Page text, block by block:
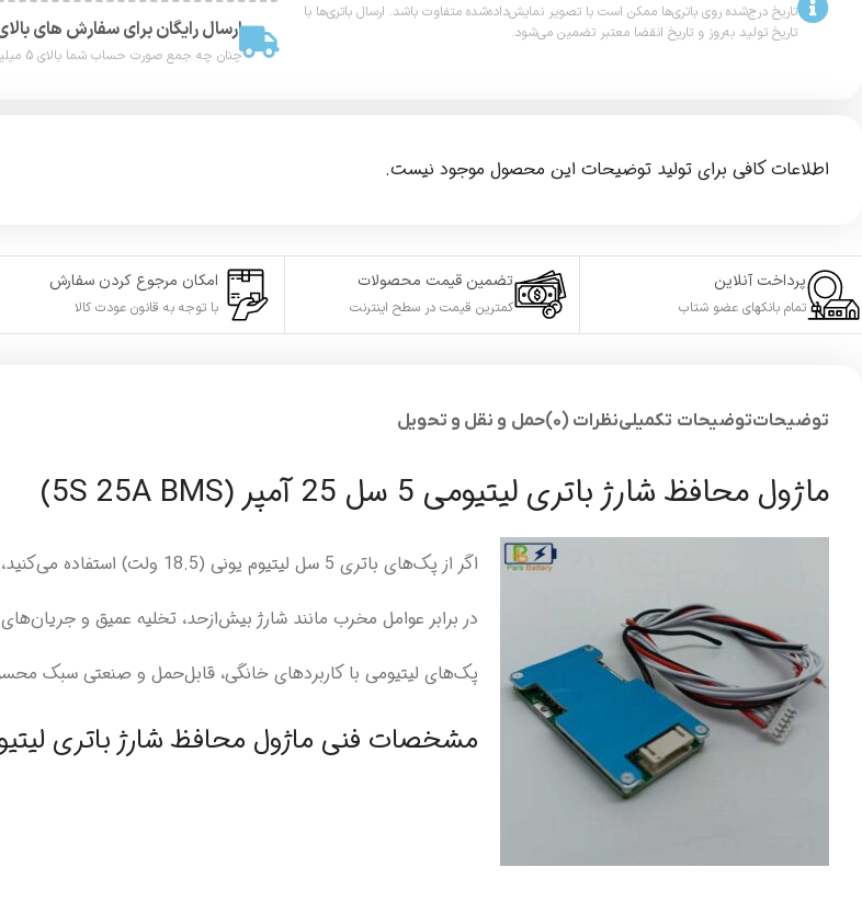
تاریخ درج‌شده روی باتری‌ها ممکن است با تصویر نمایش‌داده‌شده متفاوت باشد. ارسال باتری‌ها با
تاریخ تولید به‌روز و تاریخ انقضا معتبر تضمین می‌شود.
ارسال رایگان برای سفارش های بالای ۵ میلیون
چنان چه جمع صورت حساب شما بالای 5 میلیون تومان شود هزینه پست برای شما به صورت رایگان محاصبه خواهد شد.
اطلاعات کافی برای تولید توضیحات این محصول موجود نیست.
پرداخت آنلاین
تمام بانکهای عضو شتاب
تضمین قیمت محصولات
کمترین قیمت در سطح اینترنت
امکان مرجوع کردن سفارش
با توجه به قانون عودت کالا
توضیحاتتوضیحات تکمیلینظرات (0) حمل و نقل و تحویل
ماژول محافظ شارژ باتری لیتیومی 5 سل 25 آمپر (5S 25A BMS)
در برابر عوامل مخرب مانند شارژ بیش‌ازحد، تخلیه عمیق و
پک‌های لیتیومی با کاربردهای خانگی، قابل‌حمل و صنعتی سبک
مشخصات فنی ماژول محافظ شارژ باتری لیتیومی 5 سل 25